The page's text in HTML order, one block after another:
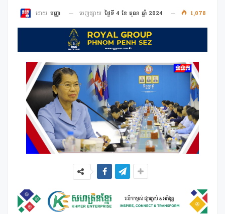
ដោយ បញ្ញា ចេញផ្សាយ ថ្ងៃទី 4 ខែ តុលា ឆ្នាំ 2024 1,078